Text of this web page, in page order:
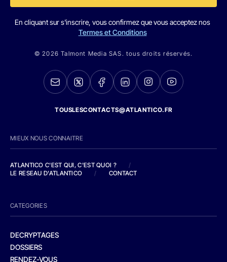
En cliquant sur s'inscrire, vous confirmez que vous acceptez nos
Termes et Conditions
© 2026 Talmont Media SAS. tous droits réservés.
TOUSLESCONTACTS@ATLANTICO.FR
MIEUX NOUS CONNAITRE
ATLANTICO C'EST QUI, C'EST QUOI ?
/
LE RESEAU D'ATLANTICO
/ CONTACT
CATEGORIES
DECRYPTAGES
DOSSIERS
RENDEZ-VOUS